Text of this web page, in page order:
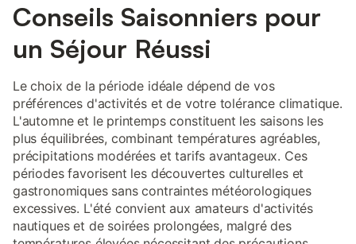
Conseils Saisonniers pour
un Séjour Réussi
Le choix de la période idéale dépend de vos
préférences d'activités et de votre tolérance climatique.
L'automne et le printemps constituent les saisons les
plus équilibrées, combinant températures agréables,
précipitations modérées et tarifs avantageux. Ces
périodes favorisent les découvertes culturelles et
gastronomiques sans contraintes météorologiques
excessives. L'été convient aux amateurs d'activités
nautiques et de soirées prolongées, malgré des